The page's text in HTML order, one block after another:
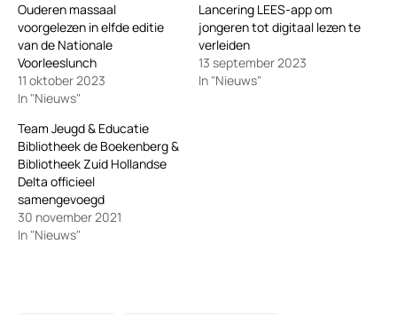
Ouderen massaal
voorgelezen in elfde editie
van de Nationale
Voorleeslunch
11 oktober 2023
In "Nieuws"
Lancering LEES-app om
jongeren tot digitaal lezen te
verleiden
13 september 2023
In "Nieuws"
Team Jeugd & Educatie
Bibliotheek de Boekenberg &
Bibliotheek Zuid Hollandse
Delta officieel
samengevoegd
30 november 2021
In "Nieuws"